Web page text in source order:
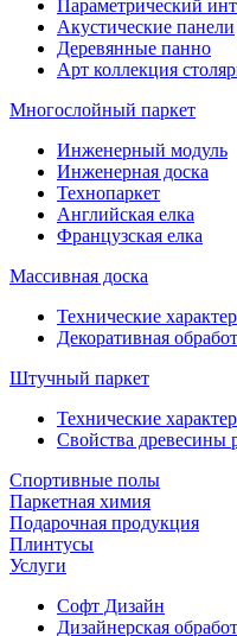
Параметрический
Акустические панели
Деревянные панно
Арт коллекция
Многослойный паркет
Инженерный модуль
Инженерная доска
Технопаркет
Английская елка
Французская елка
Массивная доска
Технические
Декоративная
Штучный паркет
Технические
Свойства древесины
Спортивные полы
Паркетная химия
Подарочная продукция
Плинтусы
Услуги
Софт Дизайн
Дизайнерская